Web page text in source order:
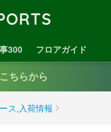
300 フロアガイド
ちらから
ス,入荷情報